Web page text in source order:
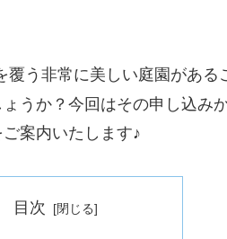
覆う非常に美しい庭園がある
うか？今回はその申し込み
案内いたします♪
目次